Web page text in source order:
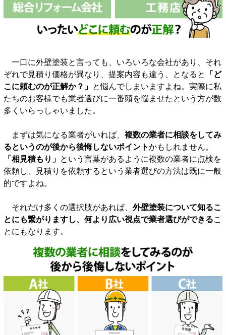
一口に外壁塗装と言っても、いろいろな会社があり、それ
ぞれで見積り価格が異なり、提案内容も違う、となると
「ど
こに頼むのが正解か？」 と悩んでしまいますよね。実際に私
たちのお客様でも業者選びに一番頭を悩ませたという方が数
多くいらっしゃいました。
まずは気になる業者がいれば、 複数の業者に相談をしてみ
るというのが後から後悔しないポイントかもしれません。
「相見積もり」 という言葉があるように複数の業者に点検を
依頼し、見積りを依頼するという業者選びの方法は既に一般
的ですよね。
それだけ多くの選択肢があれば、 外壁塗装について知るこ
とにも繋がりますし、何より広い視点で業者選びができるこ
とにもなります。